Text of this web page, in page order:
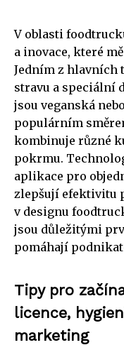
V oblasti
a inovace, které
Jedním z hlavních
stravu a speciální
jsou veganská
populárním
kombinuje různé
pokrmu.
aplikace pro
zlepšují efektivitu
v designu
jsou důležitými
pomáhají
Tipy pro
licence,
marketing